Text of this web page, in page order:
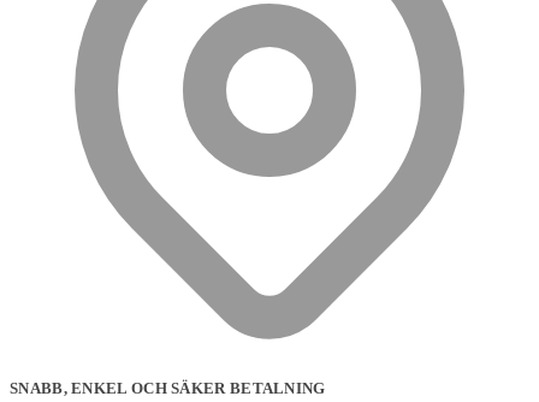
SNABB, ENKEL OCH SÄKER BETALNING